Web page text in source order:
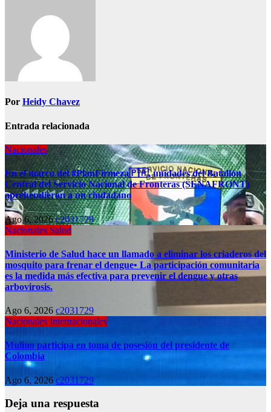
Por Heidy Chavez
Entrada relacionada
Nacionales
En el marco del #PlanFirmeza🇵🇦, unidades del Batallón
Central del Servicio Nacional de Fronteras (SENAFRONT)
aprehendieron a un ciudadano
Ago 6, 2026c2031729
Nacionales Salud
Ministerio de Salud hace un llamado a eliminar los criaderos del
mosquito para frenar el dengue• La participación comunitaria
es la medida más efectiva para prevenir el dengue y otras
arbovirosis.
Ago 6, 2026 c2031729
Nacionales Internacionales
Mulino participa en toma de posesión del presidente de
Colombia
Ago 6, 2026c2031729
Deja una respuesta